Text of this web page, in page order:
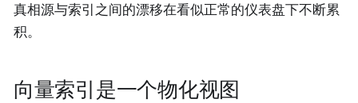
真相源与索引之间的漂移在看似正常的仪表盘下不断累
积。
向量索引是一个物化视图